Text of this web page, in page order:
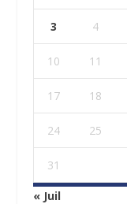
3 4
10 11
17 18
24 25
31
« Juil